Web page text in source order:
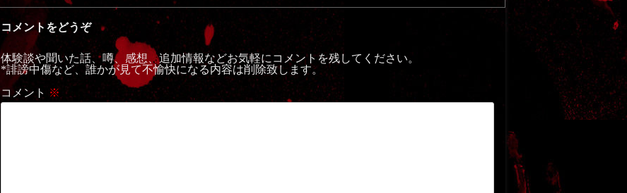
コメントをどうぞ
体験談や聞いた話、噂、感想、追加情報などお気軽にコメントを残してください。
*誹謗中傷など、誰かが見て不愉快になる内容は削除致します。
コメント ※